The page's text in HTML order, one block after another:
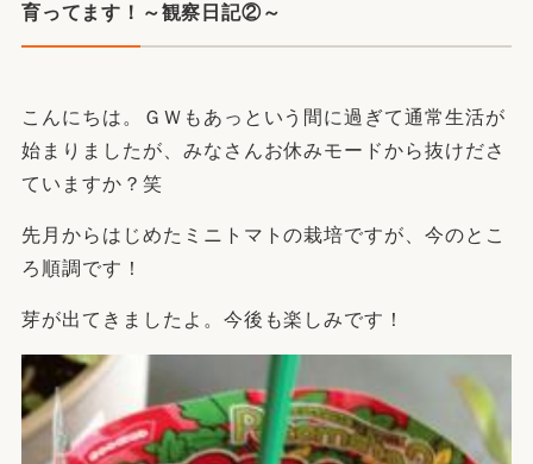
育ってます！～観察日記②～
こんにちは。ＧＷもあっという間に過ぎて通常生活が
始まりましたが、みなさんお休みモードから抜けださ
ていますか？笑
先月からはじめたミニトマトの栽培ですが、今のとこ
ろ順調です！
芽が出てきましたよ。今後も楽しみです！